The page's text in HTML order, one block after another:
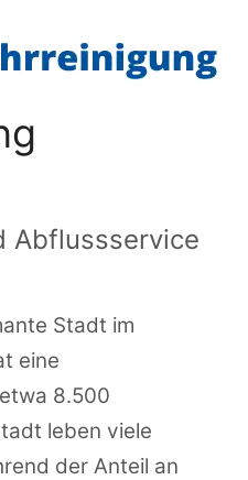
Abflussservice
Stadt im
eine
8.500
leben viele
der Anteil an